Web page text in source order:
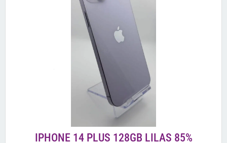
IPHONE 14 PLUS 128GB LILAS 85%